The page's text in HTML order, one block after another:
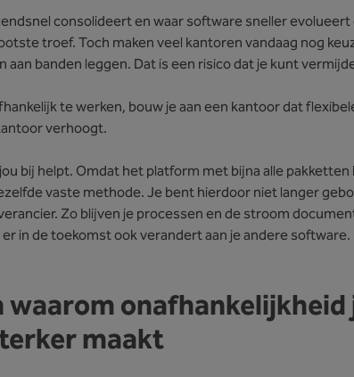
consolideert en waar software sneller evolueert
troef. Toch maken veel kantoren vandaag nog
aan banden leggen. Dat is een risico dat je kunt
te werken, bouw je aan een kantoor dat
verhoogt.
bij helpt. Omdat het platform met bijna alle
vaste methode. Je bent hierdoor niet langer
Zo blijven je processen en de stroom
in de toekomst ook verandert aan je andere software.
waarom onafhankelijkheid
maakt